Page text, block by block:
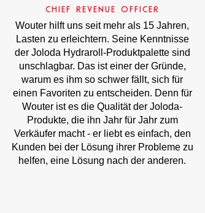
CHIEF REVENUE OFFICER
Wouter hilft uns seit mehr als 15 Jahren,
Lasten zu erleichtern. Seine Kenntnisse
der Joloda Hydraroll-Produktpalette sind
unschlagbar. Das ist einer der Gründe,
warum es ihm so schwer fällt, sich für
einen Favoriten zu entscheiden. Denn für
Wouter ist es die Qualität der Joloda-
Produkte, die ihn Jahr für Jahr zum
Verkäufer macht - er liebt es einfach, den
Kunden bei der Lösung ihrer Probleme zu
helfen, eine Lösung nach der anderen.